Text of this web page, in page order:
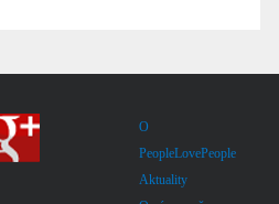
O
PeopleLovePeople
Aktuality